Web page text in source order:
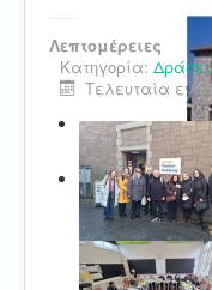
Λεπτομέρειες
Κατηγορία:
Τελευταία